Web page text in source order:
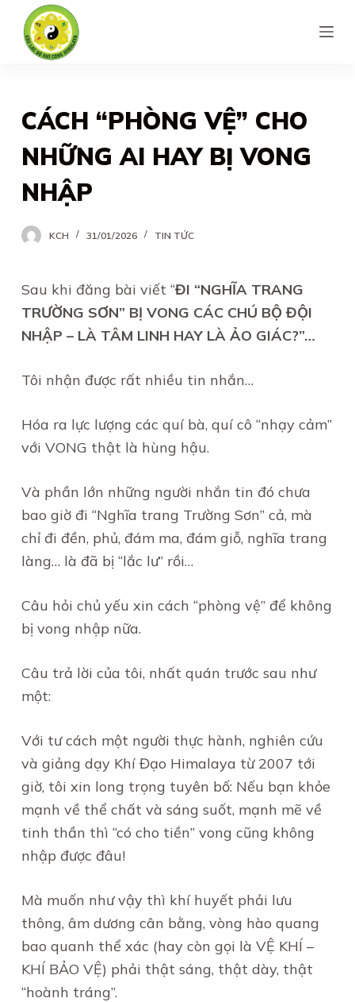
o
n
t
CÁCH “PHÒNG VỆ” CHO
NHỮNG AI HAY BỊ VONG
NHẬP
KCH 31/01/2026 TIN TỨC
Sau khi đăng bài viết “ĐI “NGHĨA TRANG
TRƯỜNG SƠN” BỊ VONG CÁC CHÚ BỘ ĐỘI
NHẬP – LÀ TÂM LINH HAY LÀ ẢO GIÁC?”…
Tôi nhận được rất nhiều tin nhắn…
Hóa ra lực lượng các quí bà, quí cô “nhạy cảm”
với VONG thật là hùng hậu.
Và phần lớn những người nhắn tin đó chưa
bao giờ đi “Nghĩa trang Trường Sơn” cả, mà
chỉ đi đền, phủ, đám ma, đám giỗ, nghĩa trang
làng… là đã bị “lắc lư” rồi…
Câu hỏi chủ yếu xin cách “phòng vệ” để không
bị vong nhập nữa.
Câu trả lời của tôi, nhất quán trước sau như
một:
Với tư cách một người thực hành, nghiên cứu
và giảng dạy Khí Đạo Himalaya từ 2007 tới
giờ, tôi xin long trọng tuyên bố: Nếu bạn khỏe
mạnh về thể chất và sáng suốt, mạnh mẽ về
tinh thần thì “có cho tiền” vong cũng không
nhập được đâu!
Mà muốn như vậy thì khí huyết phải lưu
thông, âm dương cân bằng, vòng hào quang
bao quanh thể xác (hay còn gọi là VỆ KHÍ –
KHÍ BẢO VỆ) phải thật sáng, thật dày, thật
“hoành tráng”.